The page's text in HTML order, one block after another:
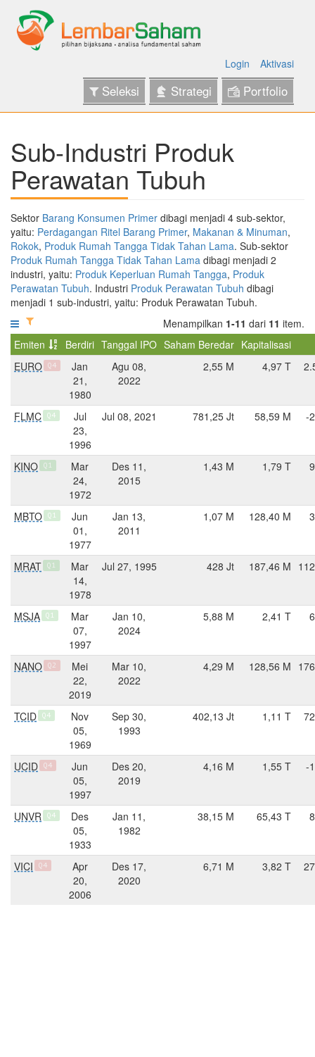
Login Aktivasi
Seleksi Strategi Portfolio
Sub-Industri Produk
Perawatan Tubuh
Sektor Barang Konsumen Primer dibagi menjadi 4 sub-sektor,
yaitu: Perdagangan Ritel Barang Primer, Makanan & Minuman,
Rokok, Produk Rumah Tangga Tidak Tahan Lama. Sub-sektor
Produk Rumah Tangga Tidak Tahan Lama dibagi menjadi 2
industri, yaitu: Produk Keperluan Rumah Tangga, Produk
Perawatan Tubuh. Industri Produk Perawatan Tubuh dibagi
menjadi 1 sub-industri, yaitu: Produk Perawatan Tubuh.
Menampilkan 1-11 dari 11 item.
Emiten
Berdiri Tanggal IPO Saham Beredar Kapitalisasi
EURO
Q4
Jan
21,
1980
Agu 08,
2022
2,55 M 4,97 T
FLMC Q4
Jul
23,
1996
Jul 08, 2021 781,25 Jt 58,59 M -
KINO Q1
Mar
24,
1972
Des 11,
2015
1,43 M 1,79 T
MBTO Q1
Jun
01,
1977
Jan 13,
2011
1,07 M 128,40 M
MRAT Q1
Mar
14,
1978
Jul 27, 1995 428 Jt 187,46 M
MSJA Q1
Mar
07,
1997
Jan 10,
2024
5,88 M 2,41 T
NANO Q2
Mei
22,
2019
Mar 10,
2022
4,29 M 128,56 M
TCID Q4
Nov
05,
1969
Sep 30,
1993
402,13 Jt 1,11 T
UCID Q4
Jun
05,
1997
Des 20,
2019
4,16 M 1,55 T -
UNVR Q4
Des
05,
1933
Jan 11,
1982
38,15 M 65,43 T
VICI Q4
Apr
20,
2006
Des 17,
2020
6,71 M 3,82 T